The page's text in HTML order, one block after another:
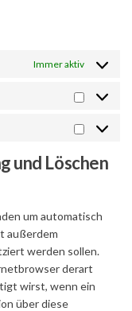
Immer aktiv
und Löschen
um automatisch
außerdem
werden sollen.
derart
wirst, wenn ein
über diese